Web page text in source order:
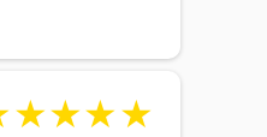
★★★★